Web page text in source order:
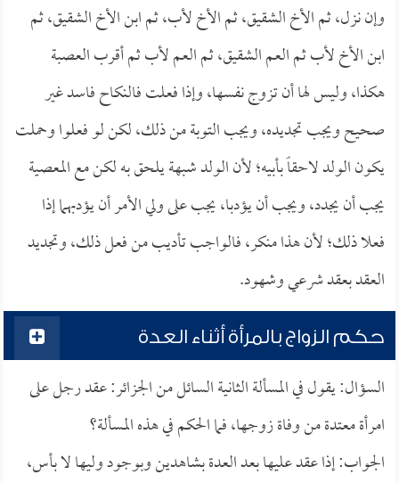
وإن نزل، ثم الأخ الشقيق، ثم الأخ لأب، ثم ابن الأخ الشقيق، ثم
ابن الأخ لأب ثم العم الشقيق، ثم العم لأب ثم أقرب العصبة
هكذا، وليس لها أن تزوج نفسها، وإذا فعلت فالنكاح فاسد غير
صحيح ويجب تجديده، ويجب التوبة من ذلك، لكن لو فعلوا وحملت
يكون الولد لاحقاً بأبيه؛ لأن الولد شبهة يلحق به لكن مع المعصية
يجب أن يجدد، ويجب أن يؤدبا، يجب على ولي الأمر أن يؤدبهما إذا
فعلا ذلك؛ لأن هذا منكر، فالواجب تأديب من فعل ذلك، وتجديد
العقد بعقد شرعي وشهود.
حكم الزواج بالمرأة أثناء العدة
السؤال: يقول في المسألة الثانية السائل من الجزائر: عقد رجل على
امرأة معتدة من وفاة زوجها، فما الحكم في هذه المسألة؟
الجواب: إذا عقد عليها بعد العدة بشاهدين وبوجود وليها لا بأس،